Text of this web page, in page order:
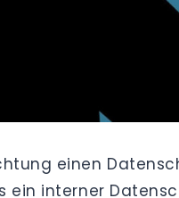
einen
ein interner